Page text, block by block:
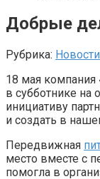
Добрые
Рубрика:
18 мая компания
в субботнике на
инициативу
и создать в
Передвижная
место вместе с
помогла в